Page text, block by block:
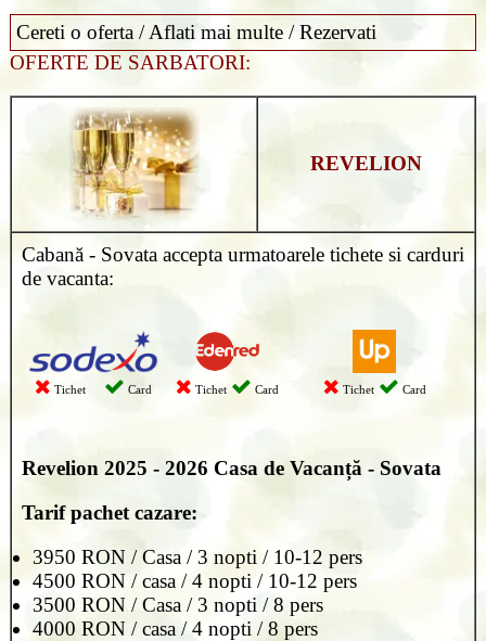
Cereti o oferta / Aflati mai multe / Rezervati
OFERTE DE SARBATORI:
REVELION
Cabană - Sovata accepta urmatoarele tichete si carduri
de vacanta:
Tichet Card Tichet Card Tichet Card
Revelion 2025 - 2026 Casa de Vacanță - Sovata
Tarif pachet cazare:
3950 RON / Casa / 3 nopti / 10-12 pers
4500 RON / casa / 4 nopti / 10-12 pers
3500 RON / Casa / 3 nopti / 8 pers
4000 RON / casa / 4 nopti / 8 pers